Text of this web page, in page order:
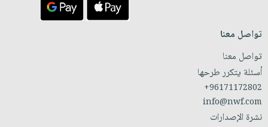
تواصل معنا
تواصل معنا
أسئلة يتكرر طرحها
+96171172802
info@nwf.com
نشرة الإصدارات